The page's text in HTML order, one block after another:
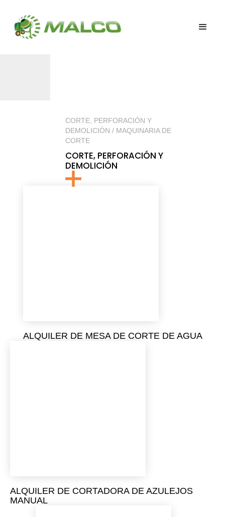
CORTE, PERFORACIÓN Y
DEMOLICIÓN / MAQUINARIA DE
CORTE
CORTE, PERFORACIÓN Y
DEMOLICIÓN
ALQUILER DE MESA DE CORTE DE AGUA
ALQUILER DE CORTADORA DE AZULEJOS
MANUAL